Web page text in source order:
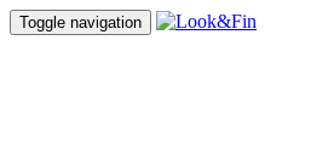
Toggle navigation